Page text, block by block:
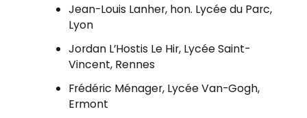
Jean-Louis Lanher, hon. Lycée du Parc,
Lyon
Jordan L’Hostis Le Hir, Lycée Saint-
Vincent, Rennes
Frédéric Ménager, Lycée Van-Gogh,
Ermont